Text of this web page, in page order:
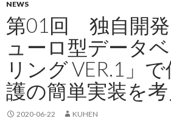
ン
ツ
へ
キ
ッ
プ
NEWS
第01回 独自開発
ューロ型データ
リング VER.1」
護の簡単実装を
2020-06-22 KUHEN